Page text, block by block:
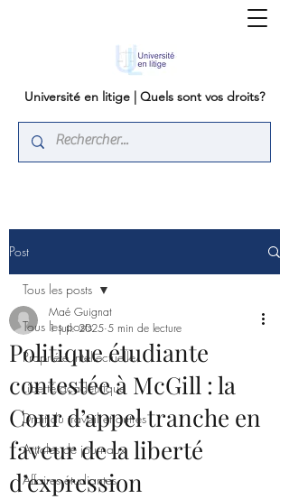
Université en litige | Quels sont vos droits?
Post
Tous les posts
Propriété intellectuelle
Liberté académique
Droit du travail et autres
Articles de journaux
Affaires étudiantes
Tous les posts
Politique étudiante
contestée à McGill : la
Cour d’appel tranche en
faveur de la liberté
d’expression
Maé Guignat
1 juil. 2025 5 min de lecture